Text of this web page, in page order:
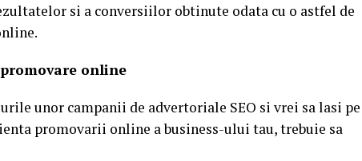
si a conversiilor obtinute odata cu o astfel de
online
unor campanii de advertoriale SEO si vrei sa lasi pe
promovarii online a business-ului tau, trebuie sa